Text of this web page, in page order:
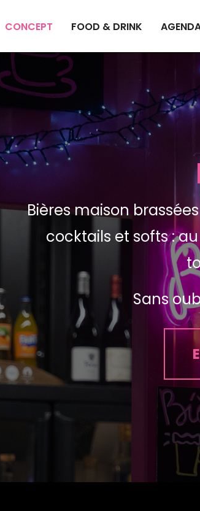
CONCEPT FOOD & DRINK
Bières maison
cocktails et softs :
Sans